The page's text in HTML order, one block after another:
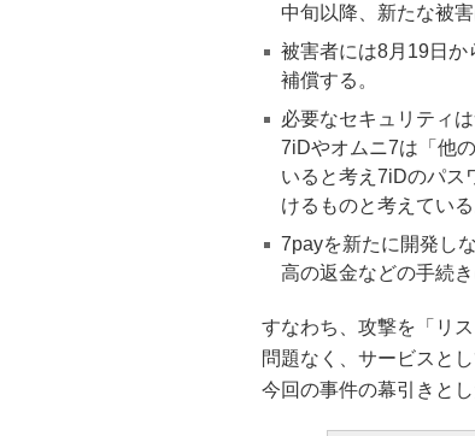
中旬以降、新たな被
被害者には8月19日
補償する。
必要なセキュリティ
7iDやオムニ7は「他
いると考え7iDのパス
けるものと考えている
7payを新たに開発し
高の返金などの手続
すなわち、攻撃を「リ
問題なく、サービスと
今回の事件の幕引きと